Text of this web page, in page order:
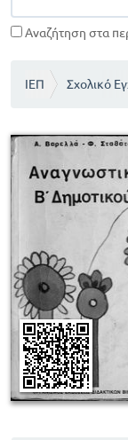
Αναζήτηση στα
ΙΕΠ Σχολικό